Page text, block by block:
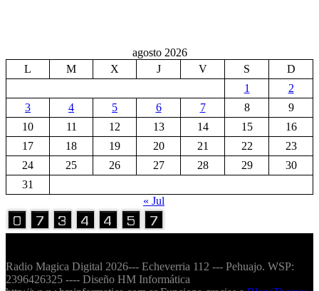
agosto 2026
L
M X J V S
D
1
2
3
4 5 6 7 8
9
10
11 12 13 14 15
16
17
18 19 20 21 22
23
24
25 26 27 28 29
30
31
« Jul
Radio Magica Digital 2026--- Echeverria 112 --- Pehuajo. WSP:
2396426325 ---- Diseño HM Informática